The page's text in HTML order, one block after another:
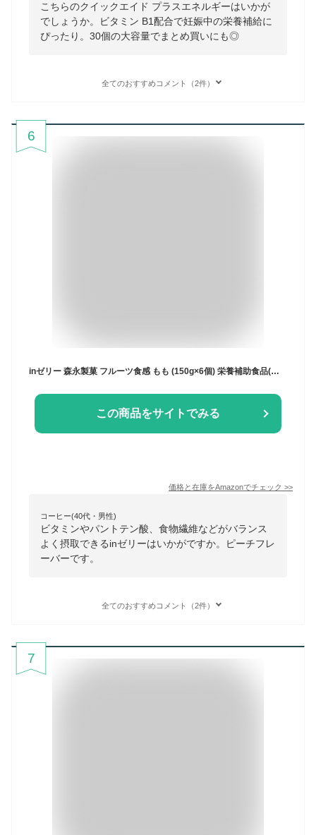
こちらのクイックエイド プラスエネルギーはいかが
でしょうか。ビタミン B1配合で妊娠中の栄養補給に
ぴったり。30個の大容量でまとめ買いにも◎
全てのおすすめコメント（2件）
6
inゼリー 森永製菓 フルーツ食感 もも (150g×6個) 栄養補助食品(ビオチン) 食物繊維 マルチビタミン デザート 桃 国産
この商品をサイトでみる
価格と在庫をAmazonでチェック >>
コーヒー(40代・男性)
ビタミンやパントテン酸、食物繊維などがバランス
よく摂取できるinゼリーはいかがですか。ピーチフレ
ーバーです。
全てのおすすめコメント（2件）
7